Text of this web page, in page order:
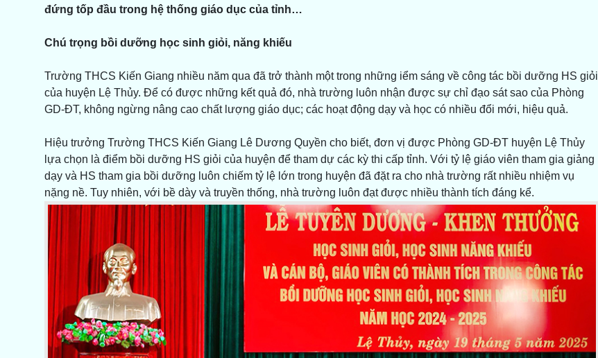
đứng tốp đầu trong hệ thống giáo dục của tỉnh…
Chú trọng bồi dưỡng học sinh giỏi, năng khiếu
Trường THCS Kiến Giang nhiều năm qua đã trở thành một trong những iểm sáng về công tác bồi dưỡng HS giỏi
của huyện Lệ Thủy. Để có được những kết quả đó, nhà trường luôn nhận được sự chỉ đạo sát sao của Phòng
GD-ĐT, không ngừng nâng cao chất lượng giáo dục; các hoạt động dạy và học có nhiều đổi mới, hiệu quả.
Hiệu trưởng Trường THCS Kiến Giang Lê Dương Quyền cho biết, đơn vị được Phòng GD-ĐT huyện Lệ Thủy
lựa chọn là điểm bồi dưỡng HS giỏi của huyện để tham dự các kỳ thi cấp tỉnh. Với tỷ lệ giáo viên tham gia giảng
dạy và HS tham gia bồi dưỡng luôn chiếm tỷ lệ lớn trong huyện đã đặt ra cho nhà trường rất nhiều nhiệm vụ
nặng nề. Tuy nhiên, với bề dày và truyền thống, nhà trường luôn đạt được nhiều thành tích đáng kể.